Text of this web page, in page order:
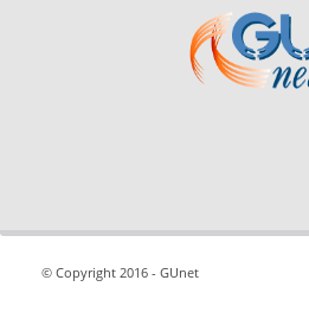
© Copyright 2016 - GUnet